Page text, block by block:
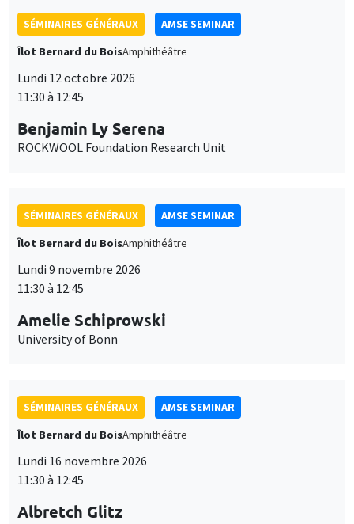
SÉMINAIRES GÉNÉRAUX
AMSE SEMINAR
Îlot Bernard du BoisAmphithéâtre
Lundi 12 octobre 2026
11:30 à 12:45
Benjamin Ly Serena
ROCKWOOL Foundation Research Unit
SÉMINAIRES GÉNÉRAUX
AMSE SEMINAR
Îlot Bernard du BoisAmphithéâtre
Lundi 9 novembre 2026
11:30 à 12:45
Amelie Schiprowski
University of Bonn
SÉMINAIRES GÉNÉRAUX
AMSE SEMINAR
Îlot Bernard du BoisAmphithéâtre
Lundi 16 novembre 2026
11:30 à 12:45
Albretch Glitz